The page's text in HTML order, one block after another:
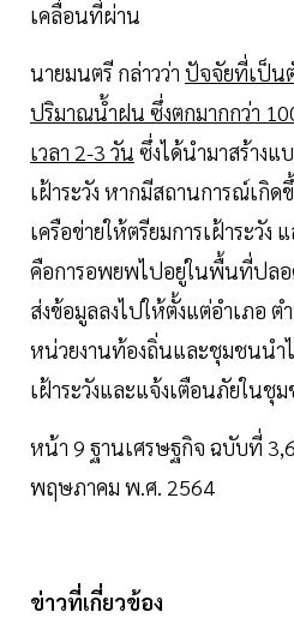
เคลื่อนที่ผ่าน
นายมนตรี กล่าวว่า ปัจจัยที่เป็น
ปริมาณน้ำฝน ซึ่งตกมากกว่า
เวลา 2-3 วัน ซึ่งได้นำมาสร้างแ
เฝ้าระวัง หากมีสถานการณ์เกิ
เครือข่ายให้ตรียมการเฝ้าระวั
คือการอพยพไปอยู่ในพื้นที่ปลอ
ส่งข้อมูลลงไปให้ตั้งแต่อำเภอ
หน่วยงานท้องถิ่นและชุมชนนำ
เฝ้าระวังและแจ้งเตือนภัยในชุ
หน้า 9 ฐานเศรษฐกิจ ฉบับที่
พฤษภาคม พ.ศ. 2564
ข่าวที่เกี่ยวข้อง